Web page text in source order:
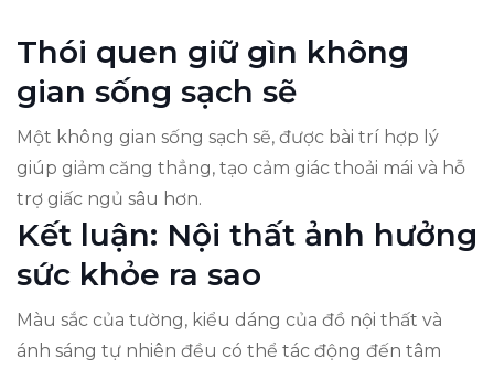
Thói quen giữ gìn không
gian sống sạch sẽ
Một không gian sống sạch sẽ, được bài trí hợp lý
giúp giảm căng thẳng, tạo cảm giác thoải mái và hỗ
trợ giấc ngủ sâu hơn.
Kết luận: Nội thất ảnh hưởng
sức khỏe ra sao
Màu sắc của tường, kiểu dáng của đồ nội thất và
ánh sáng tự nhiên đều có thể tác động đến tâm